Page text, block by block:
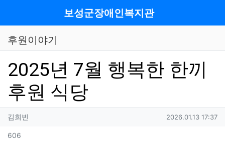
보성군장애인복지관
후원이야기
2025년 7월 행복한 한끼
후원 식당
작성자 정보
김희빈 작성일
2026.01.13 17:37
컨텐츠 정보
606